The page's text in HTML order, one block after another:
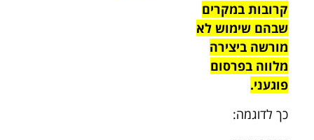
קרובות במקרים
שבהם שימוש לא
מורשה ביצירה
מלווה בפרסום
פוגעני.
כך לדוגמה: